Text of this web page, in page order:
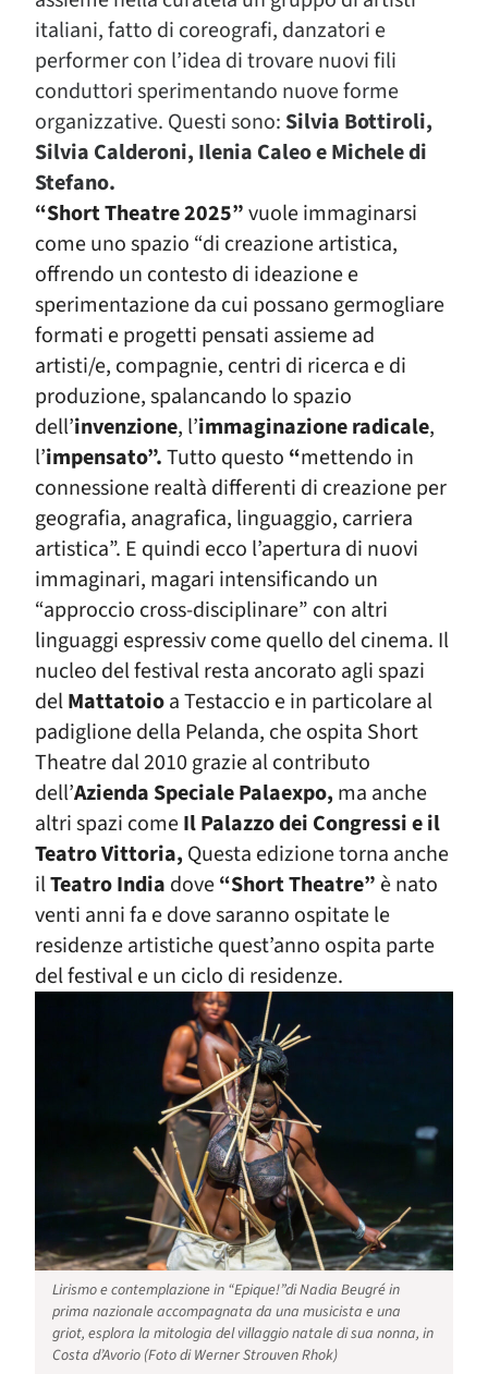
italiani, fatto di coreografi, danzatori e
performer con l’idea di trovare nuovi fili
conduttori sperimentando nuove forme
organizzative. Questi sono: Silvia Bottiroli,
Silvia Calderoni, Ilenia Caleo e Michele di
Stefano.
“Short Theatre 2025”vuole immaginarsi
come uno spazio “di creazione artistica,
offrendo un contesto di ideazione e
sperimentazione da cui possano germogliare
formati e progetti pensati assieme ad
artisti/e, compagnie, centri di ricerca e di
produzione, spalancando lo spazio
dell’invenzione, l’immaginazione radicale,
l’impensato”.Tutto questo “mettendo in
connessione realtà differenti di creazione per
geografia, anagrafica, linguaggio, carriera
artistica”. E quindi ecco l’apertura di nuovi
immaginari, magari intensificando un
“approccio cross-disciplinare” con altri
linguaggi espressiv come quello del cinema. Il
nucleo del festival resta ancorato agli spazi
delMattatoioa Testaccio e in particolare al
padiglione della Pelanda, che ospita Short
Theatre dal 2010 grazie al contributo
dell’Azienda Speciale Palaexpo, ma anche
altri spazi comeIl Palazzo dei Congressi e il
Teatro Vittoria, Questa edizione torna anche
ilTeatro India dove“Short Theatre” ènato
venti anni fa e dove saranno ospitate le
residenze artistichequest’anno ospita parte
del festival e un ciclo di residenze.
Lirismo e contemplazione in “Epique!”di Nadia Beugré in
prima nazionale accompagnata da una musicista e una
griot, esplora la mitologia del villaggio natale di sua nonna, in
Costa d’Avorio (Foto di Werner Strouven Rhok)